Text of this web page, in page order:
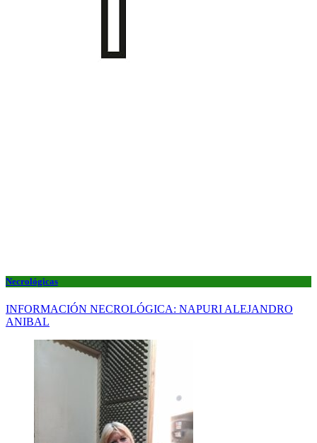
Necrológicas
INFORMACIÓN NECROLÓGICA: NAPURI ALEJANDRO
ANIBAL